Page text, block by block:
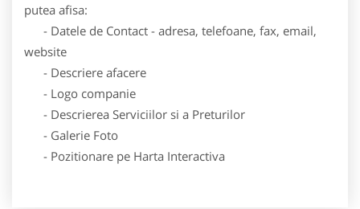
putea afisa:
- Datele de Contact - adresa, telefoane, fax, email,
website
- Descriere afacere
- Logo companie
- Descrierea Serviciilor si a Preturilor
- Galerie Foto
- Pozitionare pe Harta Interactiva